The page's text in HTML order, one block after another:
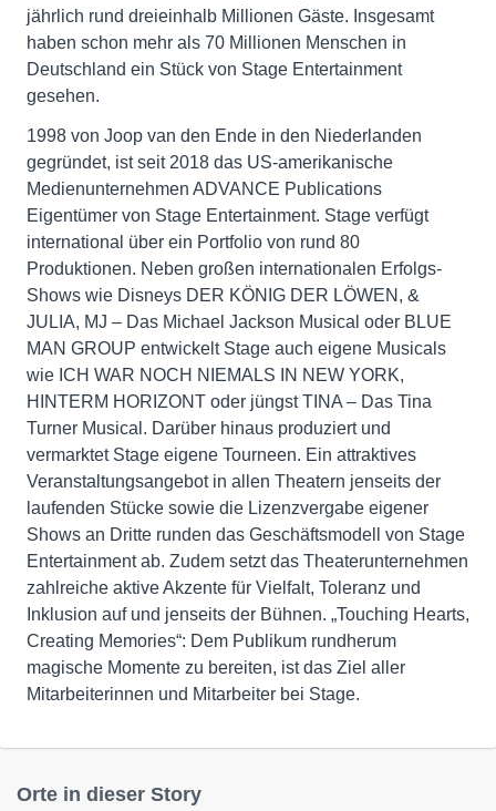
jährlich rund dreieinhalb Millionen Gäste. Insgesamt
haben schon mehr als 70 Millionen Menschen in
Deutschland ein Stück von Stage Entertainment
gesehen.
1998 von Joop van den Ende in den Niederlanden
gegründet, ist seit 2018 das US-amerikanische
Medienunternehmen ADVANCE Publications
Eigentümer von Stage Entertainment. Stage verfügt
international über ein Portfolio von rund 80
Produktionen. Neben großen internationalen Erfolgs-
Shows wie Disneys DER KÖNIG DER LÖWEN, &
JULIA, MJ – Das Michael Jackson Musical oder BLUE
MAN GROUP entwickelt Stage auch eigene Musicals
wie ICH WAR NOCH NIEMALS IN NEW YORK,
HINTERM HORIZONT oder jüngst TINA – Das Tina
Turner Musical. Darüber hinaus produziert und
vermarktet Stage eigene Tourneen. Ein attraktives
Veranstaltungsangebot in allen Theatern jenseits der
laufenden Stücke sowie die Lizenzvergabe eigener
Shows an Dritte runden das Geschäftsmodell von Stage
Entertainment ab. Zudem setzt das Theaterunternehmen
zahlreiche aktive Akzente für Vielfalt, Toleranz und
Inklusion auf und jenseits der Bühnen. „Touching Hearts,
Creating Memories“: Dem Publikum rundherum
magische Momente zu bereiten, ist das Ziel aller
Mitarbeiterinnen und Mitarbeiter bei Stage.
Orte in dieser Story